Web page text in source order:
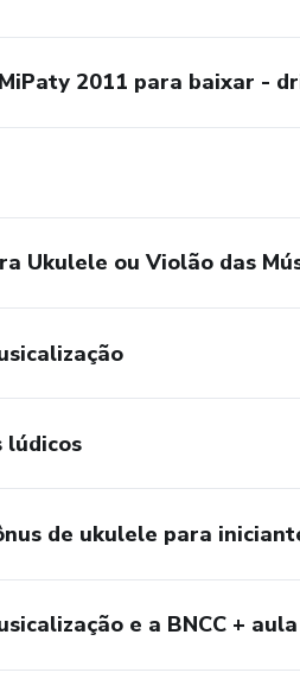
2011 para baixar -
Ukulele ou Violão das
lúdicos
de ukulele para
e a BNCC +